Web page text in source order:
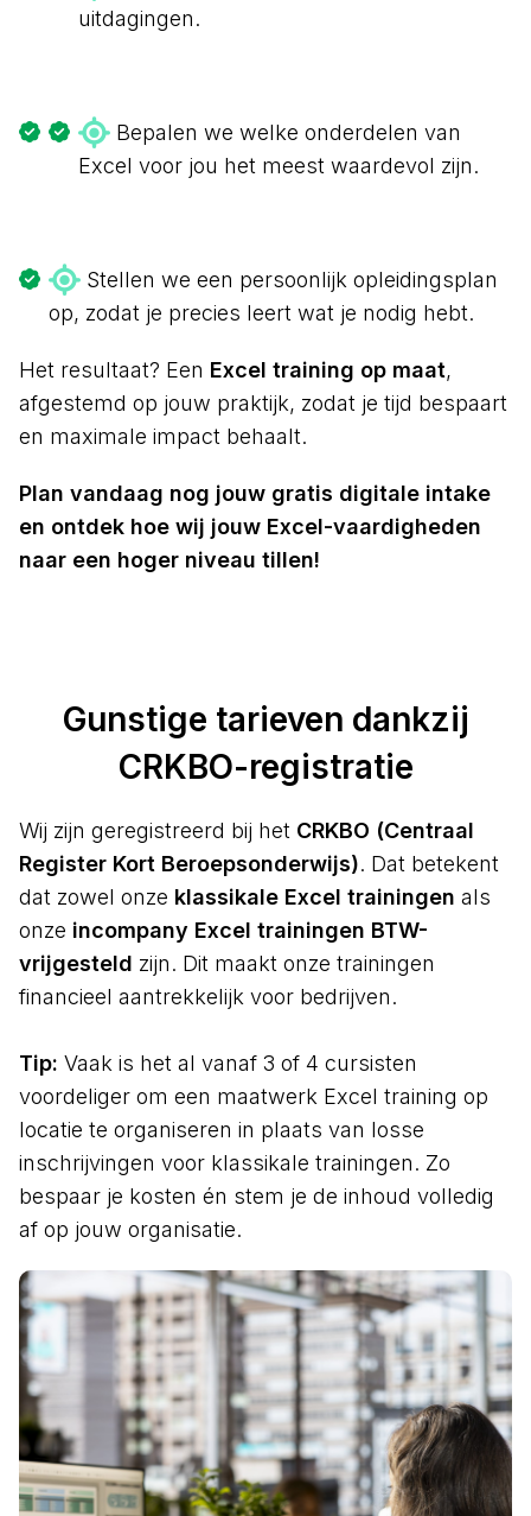
uitdagingen.
Bepalen we welke onderdelen van
Excel voor jou het meest waardevol zijn.
Stellen we een persoonlijk opleidingsplan
op, zodat je precies leert wat je nodig hebt.
Het resultaat? Een Excel training op maat,
afgestemd op jouw praktijk, zodat je tijd bespaart
en maximale impact behaalt.
Plan vandaag nog jouw gratis digitale intake
en ontdek hoe wij jouw Excel-vaardigheden
naar een hoger niveau tillen!
Gunstige tarieven dankzij
CRKBO-registratie
Wij zijn geregistreerd bij het CRKBO (Centraal
Register Kort Beroepsonderwijs). Dat betekent
dat zowel onze klassikale Excel trainingen als
onze incompany Excel trainingen BTW-
vrijgesteld zijn. Dit maakt onze trainingen
financieel aantrekkelijk voor bedrijven.
Tip: Vaak is het al vanaf 3 of 4 cursisten
voordeliger om een maatwerk Excel training op
locatie te organiseren in plaats van losse
inschrijvingen voor klassikale trainingen. Zo
bespaar je kosten én stem je de inhoud volledig
af op jouw organisatie.